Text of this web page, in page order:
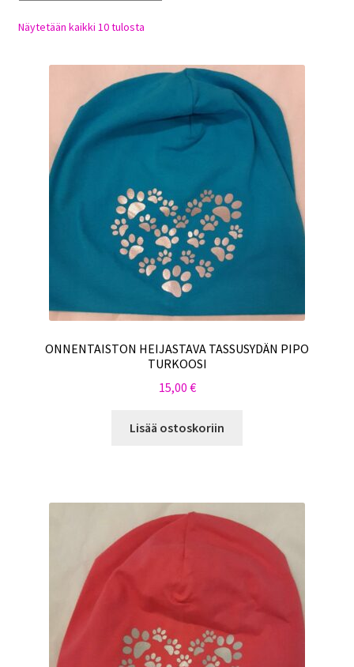
Toimitusehdot
Näytetään kaikki 10 tulostaSorted
ONNENTAISTON HEIJASTAVA TASSUSYDÄN PIPO
TURKOOSI
15,00 €
Lisää ostoskoriin